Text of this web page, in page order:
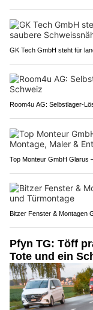
GK Tech GmbH steht für
Room4u AG: Selbstlager-
Top Monteur GmbH Glarus
Bitzer Fenster & Montagen
Pfyn TG: Töff
Tote und ein